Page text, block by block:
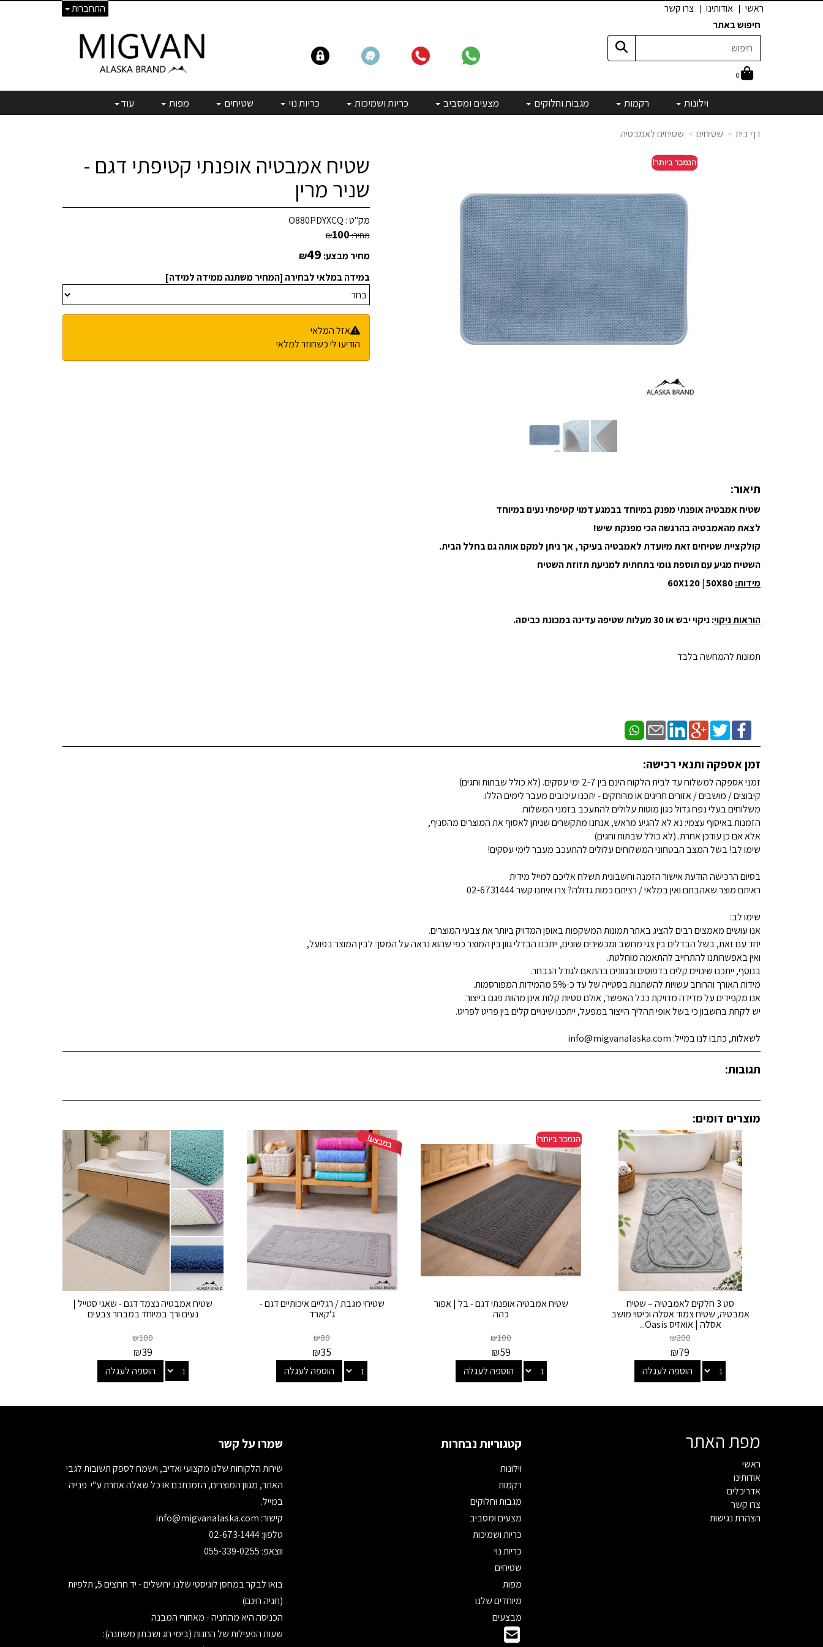
התחברות ראשי אודותינו
צרו קשר
חיפוש באתר
0
וילונות רקמות מגבות וחלוקים מצעים ומסביב כריות ושמיכות כריות נוי שטיחים מפות עוד
דף בית שטיחים שטיחים לאמבטיה
שטיח אמבטיה אופנתי קטיפתי דגם -
שניר מרין
מק"ט : O880PDYXCQ
מחיר: ₪100
מחיר מבצע: ₪49
במידה במלאי לבחירה [המחיר משתנה ממידה למידה]
אזל המלאי
הודיעו לי כשחוזר למלאי
תיאור:
שטיח אמבטיה אופנתי מפנק במיוחד בבמגע דמוי קטיפתי נעים במיוחד
לצאת מהאמבטיה בהרגשה הכי מפנקת שיש!
קולקציית שטיחים זאת מיועדת לאמבטיה בעיקר, אך ניתן למקם אותה גם בחלל הבית.
השטיח מגיע עם תוספת גומי בתחתית למניעת תזוזת השטיח
מידות:
הוראות ניקוי: ניקוי יבש או 30 מעלות שטיפה עדינה במכונת כביסה.
תמונות להמחשה בלבד
זמן אספקה ותנאי רכישה:
זמני אספקה למשלוח עד לבית הלקוח הינם בין 2-7 ימי עסקים. (לא כולל שבתות וחגים)
קיבוצים / מושבים / אזורים חריגים או מרוחקים - יתכנו עיכובים מעבר לימים הללו.
משלוחים בעלי נפח גדול כגון מוטות עלולים להתעכב בזמני המשלוח.
הזמנות באיסוף עצמי: נא לא להגיע מראש, אנחנו מתקשרים שניתן לאסוף את המוצרים מהסניף,
אלא אם כן עודכן אחרת. (לא כולל שבתות וחגים)
שימו לב! בשל המצב הבטחוני המשלוחים עלולים להתעכב מעבר לימי עסקים!
בסיום הרכישה הודעת אישור הזמנה וחשבונית תשלח אליכם למייל מידית
ראיתם מוצר שאהבתם ואין במלאי / רציתם כמות גדולה? צרו איתנו קשר 02-6731444
שימו לב:
אנו עושים מאמצים רבים להציג באתר תמונות המשקפות באופן המדויק ביותר את צבעי המוצרים.
יחד עם זאת, בשל הבדלים בין צגי מחשב ומכשירים שונים, ייתכנו הבדלי גוון בין המוצר כפי שהוא נראה על המסך לבין המוצר בפועל,
ואין באפשרותנו להתחייב להתאמה מוחלטת.
בנוסף, ייתכנו שינויים קלים בדפוסים ובגוונים בהתאם לגודל הנבחר.
מידות האורך והרוחב עשויות להשתנות בסטייה של עד כ-5% מהמידות המפורסמות.
אנו מקפידים על מדידה מדויקת ככל האפשר, אולם סטיות קלות אינן מהוות פגם בייצור.
יש לקחת בחשבון כי בשל אופי תהליך הייצור במפעל, ייתכנו שינויים קלים בין פריט לפריט.
לשאלות, כתבו לנו במייל: info@migvanalaska.com
תגובות:
מוצרים דומים:
סט 3 חלקים לאמבטיה – שטיח
אמבטיה, שטיח צמוד אסלה וכיסוי מושב
אסלה | אואזיס Oasis...
₪200
₪79
הוספה לעגלה
שטיח אמבטיה אופנתי דגם - בל | אפור
כהה
₪100
₪59
הוספה לעגלה
שטיחי מגבת / רגליים איכותיים דגם -
ג'קארד
₪80
₪35
הוספה לעגלה
שטיח אמבטיה נצמד דגם - שאגי סטייל |
נעים ורך במיוחד במבחר צבעים
₪100
₪39
הוספה לעגלה
מפת האתר
ראשי
אודותינו
אדריכלים
צרו קשר
הצהרת נגישות
קטגוריות נבחרות
וילונות
רקמות
מגבות וחלוקים
מצעים ומסביב
כריות ושמיכות
כריות נוי
שטיחים
מפות
מיוחדים שלנו
מבצעים
שמרו על קשר
שירות הלקוחות שלנו מקצועי ואדיב, וישמח לספק תשובות לגבי
האתר, מגוון המוצרים, הזמנתכם או כל שאלה אחרת ע"י פנייה
במייל.
קישור:
טלפון: 02-673-1444
ווצאפ: 055-339-0255
בואו לבקר במחסן לוגיסטי שלנו: ירושלים - יד חרוצים 5, תלפיות
(חניה חינם)
הכניסה היא מהחניה - מאחורי המבנה
שעות הפעילות של החנות (בימי חג ושבתון משתנה):